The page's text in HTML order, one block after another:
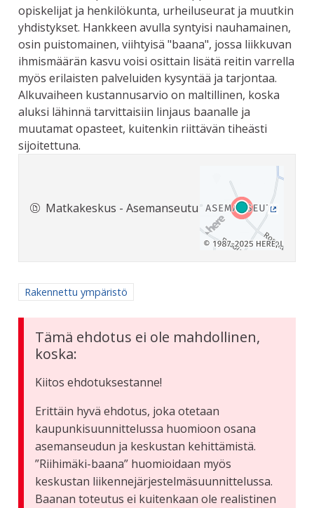
opiskelijat ja henkilökunta, urheiluseurat ja muutkin
yhdistykset. Hankkeen avulla syntyisi nauhamainen,
osin puistomainen, viihtyisä "baana", jossa liikkuvan
ihmismäärän kasvu voisi osittain lisätä reitin varrella
myös erilaisten palveluiden kysyntää ja tarjontaa.
Alkuvaiheen kustannusarvio on maltillinen, koska
aluksi lähinnä tarvittaisiin linjaus baanalle ja
muutamat opasteet, kuitenkin riittävän tiheästi
sijoitettuna.
Matkakeskus - Asemanseutu
Rajaa tulokset aihepiirin mukaan: Rakennettu ympäristö
Rakennettu ympäristö
Tämä ehdotus ei ole mahdollinen,
koska:
Kiitos ehdotuksestanne!
Erittäin hyvä ehdotus, joka otetaan
kaupunkisuunnittelussa huomioon osana
asemanseudun ja keskustan kehittämistä.
”Riihimäki-baana” huomioidaan myös
keskustan liikennejärjestelmäsuunnittelussa.
Baanan toteutus ei kuitenkaan ole realistinen